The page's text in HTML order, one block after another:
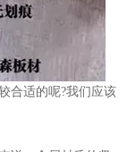
合适的呢?我们应该